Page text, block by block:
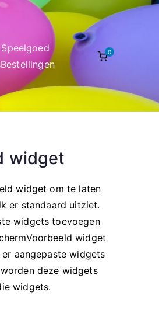
Bestellingen
0
widget
widget om te laten
er standaard uitziet.
widgets toevoegen
widget
aangepaste widgets
deze widgets
widgets.